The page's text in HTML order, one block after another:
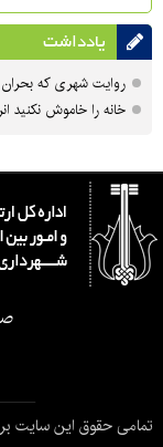
یادداشت
روایت شهری که بحران
خانه را خاموش نکنید
تمامی حقوق این سایت